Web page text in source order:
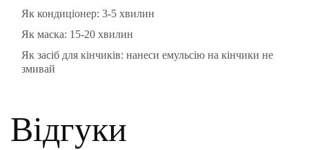
Як кондиціонер: 3-5 хвилин
Як маска: 15-20 хвилин
Як засіб для кінчиків: нанеси емульсію на кінчики не
змивай
Відгуки